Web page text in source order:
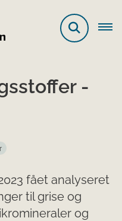
-
fået analyseret
til grise og
og